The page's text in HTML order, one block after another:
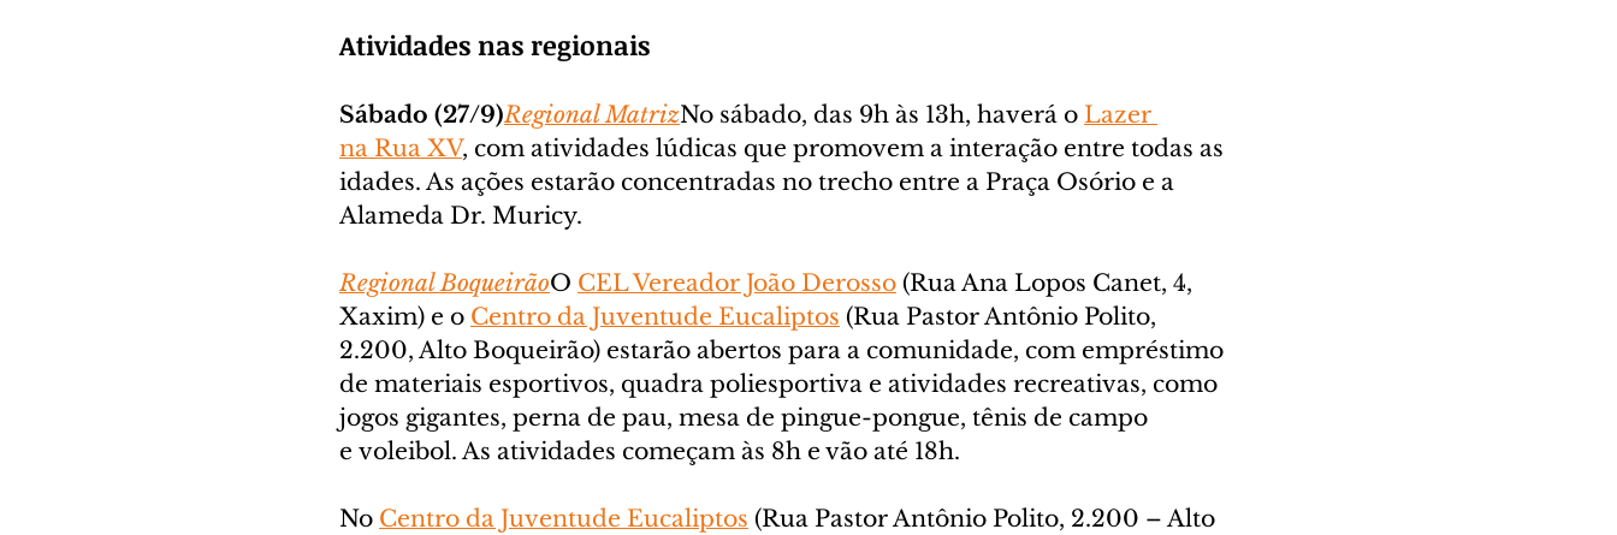
Atividades nas regionais
Sábado (27/9)Regional MatrizNo sábado, das 9h às 13h, haverá o Lazer
na Rua XV, com atividades lúdicas que promovem a interação entre todas as
idades. As ações estarão concentradas no trecho entre a Praça Osório e a
Alameda Dr. Muricy.
Regional BoqueirãoO CEL Vereador João Derosso (Rua Ana Lopos Canet, 4,
Xaxim) e o Centro da Juventude Eucaliptos (Rua Pastor Antônio Polito,
2.200, Alto Boqueirão) estarão abertos para a comunidade, com empréstimo
de materiais esportivos, quadra poliesportiva e atividades recreativas, como
jogos gigantes, perna de pau, mesa de pingue-pongue, tênis de campo
e voleibol. As atividades começam às 8h e vão até 18h.
No Centro da Juventude Eucaliptos (Rua Pastor Antônio Polito, 2.200 – Alto